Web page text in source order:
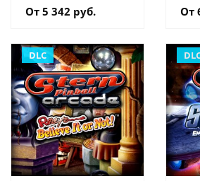
От 5 342 руб.
От
DLC